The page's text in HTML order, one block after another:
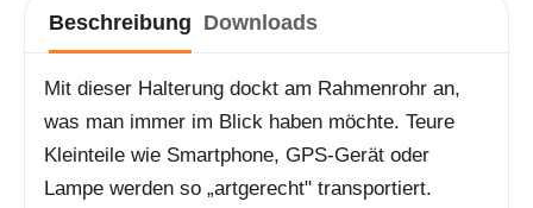
Beschreibung Downloads
Mit dieser Halterung dockt am Rahmenrohr an,
was man immer im Blick haben möchte. Teure
Kleinteile wie Smartphone, GPS-Gerät oder
Lampe werden so „artgerecht" transportiert.